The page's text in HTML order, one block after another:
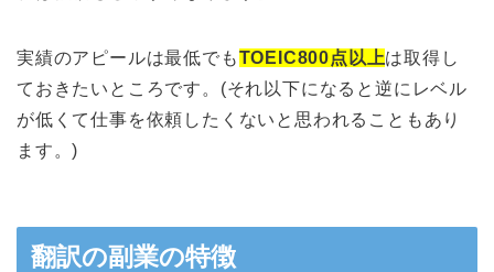
実績のアピールは最低でもTOEIC800点以上は取得し
ておきたいところです。(それ以下になると逆にレベル
が低くて仕事を依頼したくないと思われることもあり
ます。)
翻訳の副業の特徴